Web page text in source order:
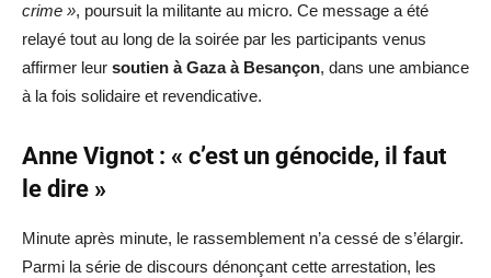
crime », poursuit la militante au micro. Ce message a été
relayé tout au long de la soirée par les participants venus
affirmer leur soutien à Gaza à Besançon, dans une ambiance
à la fois solidaire et revendicative.
Anne Vignot : « c’est un génocide, il faut
le dire »
Minute après minute, le rassemblement n’a cessé de s’élargir.
Parmi la série de discours dénonçant cette arrestation, les